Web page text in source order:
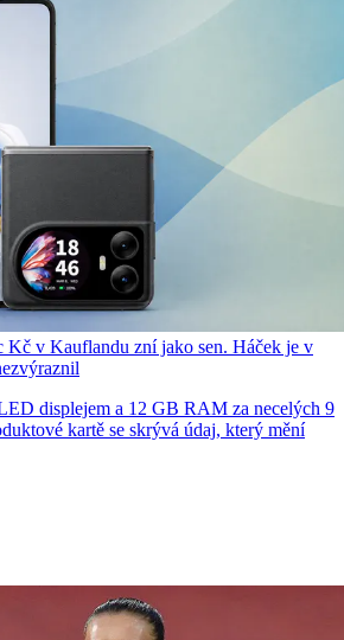
Kč v Kauflandu zní jako sen. Háček je v
displejem a 12 GB RAM za necelých 9
kartě se skrývá údaj, který mění